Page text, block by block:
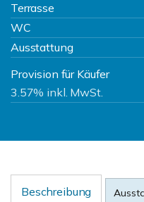
Terrasse
WC
Ausstattung
Provision für Käufer
3.57% inkl. MwSt.
Beschreibung